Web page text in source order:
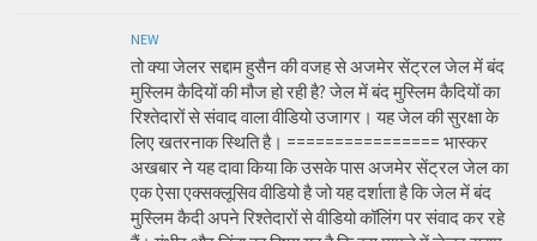
NEW
तो क्या जेलर सद्दाम हुसैन की वजह से अजमेर सेंट्रल जेल में बंद
मुस्लिम कैदियों की मौज हो रही है? जेल में बंद मुस्लिम कैदियों का
रिश्तेदारों से संवाद वाला वीडियो उजागर। यह जेल की सुरक्षा के
लिए खतरनाक स्थिति है। ================ भास्कर
अखबार ने यह दावा किया कि उसके पास अजमेर सेंट्रल जेल का
एक ऐसा एक्सक्लूसिव वीडियो है जो यह दर्शाता है कि जेल में बंद
मुस्लिम कैदी अपने रिश्तेदारों से वीडियो कॉलिंग पर संवाद कर रहे